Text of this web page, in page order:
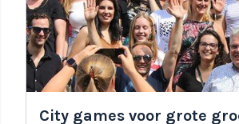
City games voor grote